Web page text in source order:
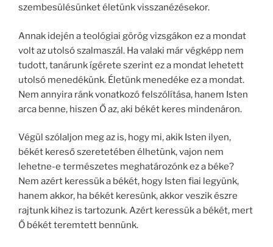
szembesülésünket életünk visszanézésekor.
Annak idején a teológiai görög vizsgákon ez a mondat
volt az utolsó szalmaszál. Ha valaki már végképp nem
tudott, tanárunk ígérete szerint ez a mondat lehetett
utolsó menedékünk. Életünk menedéke ez a mondat.
Nem annyira ránk vonatkozó felszólítása, hanem Isten
arca benne, hiszen Ő az, aki békét keres mindenáron.
Végül szólaljon meg az is, hogy mi, akik Isten ilyen,
békét kereső szeretetében élhetünk, vajon nem
lehetne-e természetes meghatározónk ez a béke?
Nem azért keressük a békét, hogy Isten fiai legyünk,
hanem akkor, ha békét keresünk, akkor veszik észre
rajtunk kihez is tartozunk. Azért keressük a békét, mert
Ő békét teremtett bennünk.